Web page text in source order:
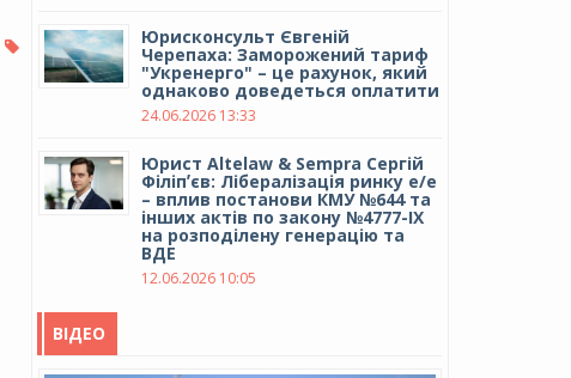
Юрисконсульт Євгеній
Черепаха: Заморожений тариф
"Укренерго" – це рахунок, який
однаково доведеться оплатити
24.06.2026 13:33
Юрист Altelaw & Sempra Сергій
Філіпʼєв: Лібералізація ринку е/е
– вплив постанови КМУ №644 та
інших актів по закону №4777-IX
на розподілену генерацію та
ВДЕ
12.06.2026 10:05
ВІДЕО